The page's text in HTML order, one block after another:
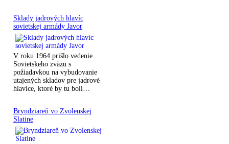
Sklady jadrových hlavíc
sovietskej armády Javor
V roku 1964 prišlo vedenie
Sovietskeho zväzu s
požiadavkou na vybudovanie
utajených skladov pre jadrové
hlavice, ktoré by tu boli…
Bryndziareň vo Zvolenskej
Slatine